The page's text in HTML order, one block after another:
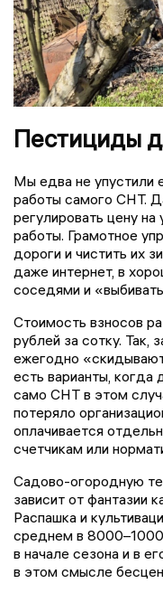
Пестициды
Мы едва не упустили
работы самого СНТ.
регулировать цену
работы. Грамотное
дороги и чистить их
даже интернет, в
соседями и
Стоимость взносов
рублей за сотку. Так,
ежегодно
есть варианты, когда
само СНТ в этом
потеряло
оплачивается
счетчикам или
Садово-огородную
зависит от фантазии
Распашка и
среднем в
в начале сезона и в
в этом смысле